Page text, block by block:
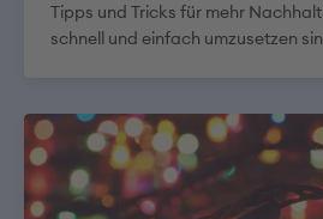
Tipps und Tricks für mehr
schnell und einfach umzusetzen